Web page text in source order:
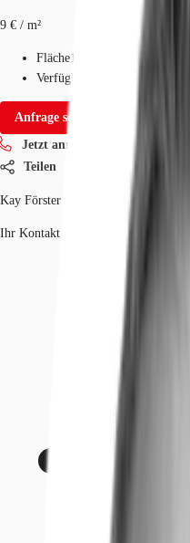
9 € / m²
Fläche175 - 641 m²
Verfügbarkeit
Anfrage senden
Jetzt anrufen
Teilen
Kay Förster
Ihr Kontakt